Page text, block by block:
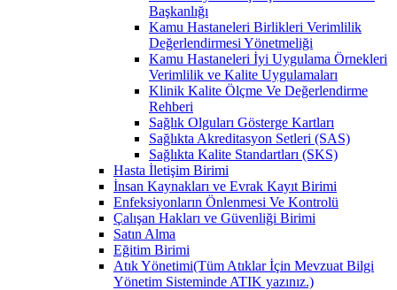
Başkanlığı
Kamu Hastaneleri Birlikleri Verimlilik
Değerlendirmesi Yönetmeliği
Kamu Hastaneleri İyi Uygulama Örnekleri
Verimlilik ve Kalite Uygulamaları
Klinik Kalite Ölçme Ve Değerlendirme
Rehberi
Sağlık Olguları Gösterge Kartları
Sağlıkta Akreditasyon Setleri (SAS)
Sağlıkta Kalite Standartları (SKS)
Hasta İletişim Birimi
İnsan Kaynakları ve Evrak Kayıt Birimi
Enfeksiyonların Önlenmesi Ve Kontrolü
Çalışan Hakları ve Güvenliği Birimi
Satın Alma
Eğitim Birimi
Atık Yönetimi(Tüm Atıklar İçin Mevzuat Bilgi
Yönetim Sisteminde ATIK yazınız.)